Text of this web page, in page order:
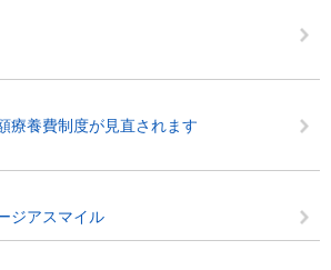
療養費制度が見直されます
ジアスマイル